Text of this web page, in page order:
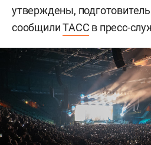
утверждены,
сообщилиТАСС в пресс-